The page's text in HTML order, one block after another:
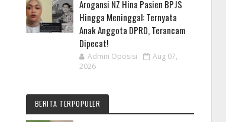
Arogansi NZ Hina Pasien BPJS
Hingga Meninggal: Ternyata
Anak Anggota DPRD, Terancam
Dipecat!
Admin Oposisi
Aug 07,
2026
BERITA TERPOPULER